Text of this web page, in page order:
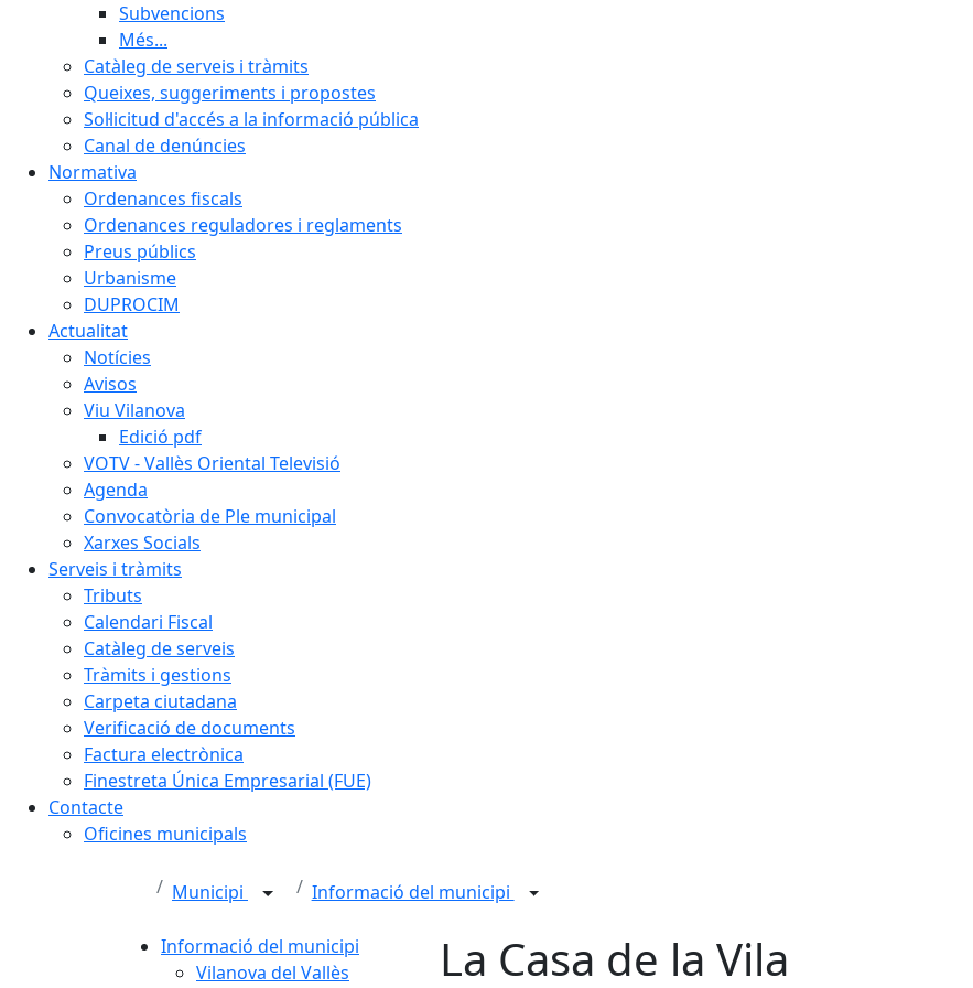
Subvencions
Més...
Catàleg de serveis i tràmits
Queixes, suggeriments i propostes
Sol·licitud d'accés a la informació pública
Canal de denúncies
Normativa
Ordenances fiscals
Ordenances reguladores i reglaments
Preus públics
Urbanisme
DUPROCIM
Actualitat
Notícies
Avisos
Viu Vilanova
Edició pdf
VOTV - Vallès Oriental Televisió
Agenda
Convocatòria de Ple municipal
Xarxes Socials
Serveis i tràmits
Tributs
Calendari Fiscal
Catàleg de serveis
Tràmits i gestions
Carpeta ciutadana
Verificació de documents
Factura electrònica
Finestreta Única Empresarial (FUE)
Contacte
Oficines municipals
Municipi Informació del municipi
Informació del municipi
Vilanova del Vallès
La Casa de la Vila